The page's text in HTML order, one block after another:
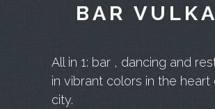
BAR
All in 1: bar , dancing and
in vibrant colors in the heart
city.